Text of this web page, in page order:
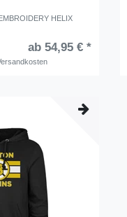
HELIX
ab 54,95 € *